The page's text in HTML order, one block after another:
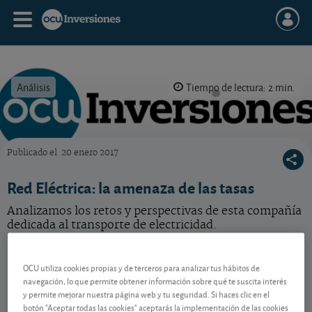
Análisis Tiempo de lectura: 2 min.
Publicado el 20 enero 2017
Red Eléctrica: la amenaza de las tasas
Analizamos los retos y perspectivas de esta compañía
dedicada al transporte de electricidad.
ES0173093024
07/08/2026 Madrid
-
OCU utiliza cookies propias y de terceros para analizar tus hábitos de
navegación, lo que permite obtener información sobre qué te suscita interés
y permite mejorar nuestra página web y tu seguridad. Si haces clic en el
botón "Aceptar todas las cookies" aceptarás la implementación de las cookies